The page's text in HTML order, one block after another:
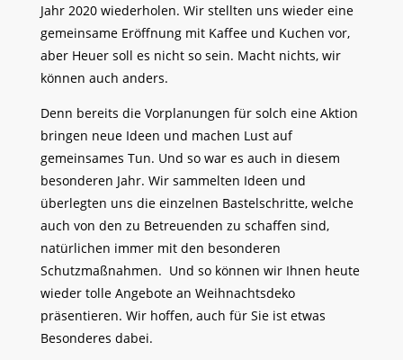
Jahr 2020 wiederholen. Wir stellten uns wieder eine
gemeinsame Eröffnung mit Kaffee und Kuchen vor,
aber Heuer soll es nicht so sein. Macht nichts, wir
können auch anders.
Denn bereits die Vorplanungen für solch eine Aktion
bringen neue Ideen und machen Lust auf
gemeinsames Tun. Und so war es auch in diesem
besonderen Jahr. Wir sammelten Ideen und
überlegten uns die einzelnen Bastelschritte, welche
auch von den zu Betreuenden zu schaffen sind,
natürlichen immer mit den besonderen
Schutzmaßnahmen. Und so können wir Ihnen heute
wieder tolle Angebote an Weihnachtsdeko
präsentieren. Wir hoffen, auch für Sie ist etwas
Besonderes dabei.